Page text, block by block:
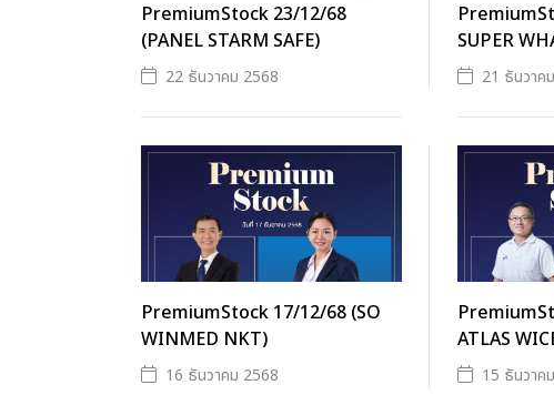
PremiumStock 23/12/68
(PANEL STARM SAFE)
22 ธันวาคม 2568
SUPER
21 ธันวาค
PremiumStock 17/12/68 (SO
WINMED NKT)
16 ธันวาคม 2568
ATLAS
15 ธันวาค